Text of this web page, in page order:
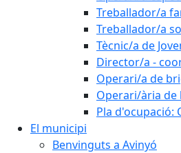
Treballador/a
Treballador/a
Tècnic/a de
Director/a -
Operari/a de
Operari/ària de
Pla d'ocupació:
El municipi
Benvinguts a Avinyó